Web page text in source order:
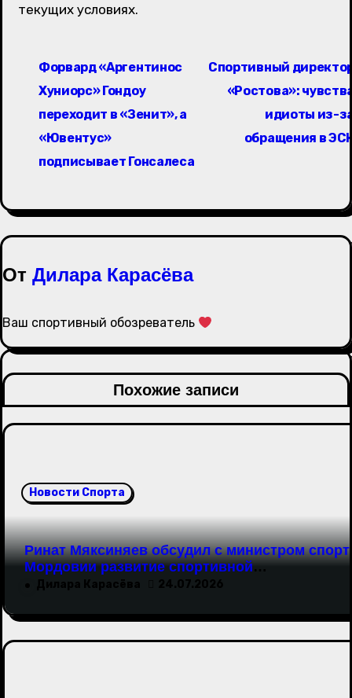
текущих условиях.
а
ц
и
п
о
з
и
с
я
м
Форвард «Аргентинос
Хуниорс» Гондоу
переходит в «Зенит», а
«Ювентус»
подписывает Гонсалеса
Спортивный
«Ростова»:
идиоты из-
обращения в
От Дилара Карасёва
Ваш спортивный обозреватель
Похожие записи
Новости Спорта
Ринат Мяксиняев обсудил с министром
Мордовии развитие спортивной
инфраструктуры региона
Дилара Карасёва 24.07.2026